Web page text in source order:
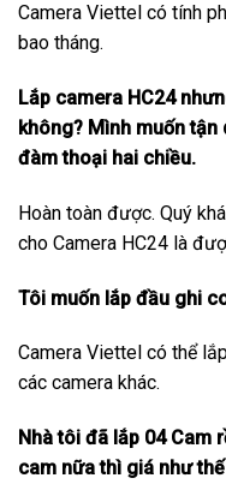
Camera Viettel có tính
bao tháng.
Lắp camera HC24
không? Mình muốn tận
đàm thoại hai chiều.
Hoàn toàn được. Quý
cho Camera HC24 là
Tôi muốn lắp đầu ghi
Camera Viettel có thể
các camera khác.
Nhà tôi đã lắp 04 Cam
cam nữa thì giá như